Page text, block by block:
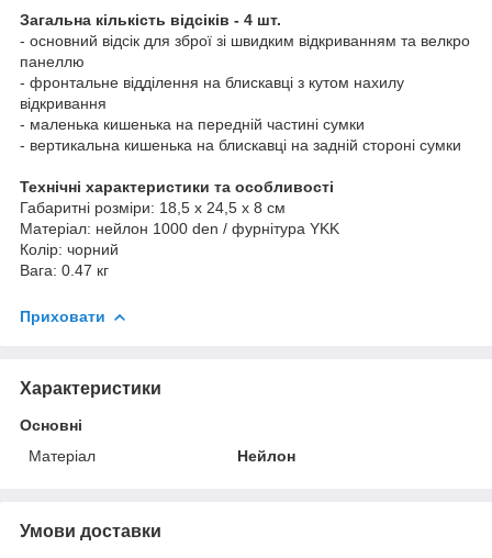
Загальна кількість відсіків - 4 шт.
- основний відсік для зброї зі швидким відкриванням та велкро
панеллю
- фронтальне відділення на блискавці з кутом нахилу
відкривання
- маленька кишенька на передній частині сумки
- вертикальна кишенька на блискавці на задній стороні сумки
Технічні характеристики та особливості
Габаритні розміри: 18,5 x 24,5 x 8 см
Матеріал: нейлон 1000 den / фурнітура YKK
Колір: чорний
Вага: 0.47 кг
Приховати
Характеристики
Основні
Матеріал
Нейлон
Умови доставки